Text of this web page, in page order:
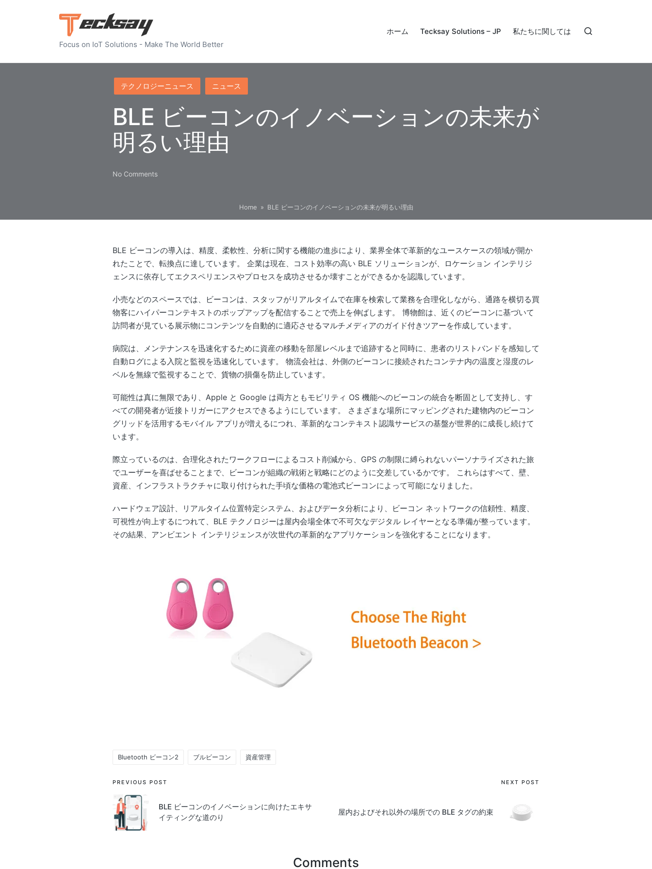
Focus on IoT Solutions - Make The World Better
ホーム Tecksay Solutions – JP 私たちに関しては
Posted
in
テクノロジーニュース ニュース
BLE ビーコンのイノベーションの未来が
明るい理由
No Comments
Home » BLE ビーコンのイノベーションの未来が明るい理由
BLE ビーコンの導入は、精度、柔軟性、分析に関する機能の進歩により、業界全体で革新的なユースケースの領域が開か
れたことで、転換点に達しています。 企業は現在、コスト効率の高い BLE ソリューションが、ロケーション インテリジ
ェンスに依存してエクスペリエンスやプロセスを成功させるか壊すことができるかを認識しています。
小売などのスペースでは、ビーコンは、スタッフがリアルタイムで在庫を検索して業務を合理化しながら、通路を横切る買
物客にハイパーコンテキストのポップアップを配信することで売上を伸ばします。 博物館は、近くのビーコンに基づいて
訪問者が見ている展示物にコンテンツを自動的に適応させるマルチメディアのガイド付きツアーを作成しています。
病院は、メンテナンスを迅速化するために資産の移動を部屋レベルまで追跡すると同時に、患者のリストバンドを感知して
自動ログによる入院と監視を迅速化しています。 物流会社は、外側のビーコンに接続されたコンテナ内の温度と湿度のレ
ベルを無線で監視することで、貨物の損傷を防止しています。
可能性は真に無限であり、Apple と Google は両方ともモビリティ OS 機能へのビーコンの統合を断固として支持し、す
べての開発者が近接トリガーにアクセスできるようにしています。 さまざまな場所にマッピングされた建物内のビーコン
グリッドを活用するモバイル アプリが増えるにつれ、革新的なコンテキスト認識サービスの基盤が世界的に成長し続けて
います。
際立っているのは、合理化されたワークフローによるコスト削減から、GPS の制限に縛られないパーソナライズされた旅
でユーザーを喜ばせることまで、ビーコンが組織の戦術と戦略にどのように交差しているかです。 これらはすべて、壁、
資産、インフラストラクチャに取り付けられた手頃な価格の電池式ビーコンによって可能になりました。
ハードウェア設計、リアルタイム位置特定システム、およびデータ分析により、ビーコン ネットワークの信頼性、精度、
可視性が向上するにつれて、BLE テクノロジーは屋内会場全体で不可欠なデジタル レイヤーとなる準備が整っています。
その結果、アンビエント インテリジェンスが次世代の革新的なアプリケーションを強化することになります。
Tags:
Bluetooth ビーコン2 ブルビーコン 資産管理
Post
navigation
PREVIOUS POST
BLE ビーコンのイノベーションに向けたエキサ
イティングな道のり
NEXT POST
屋内およびそれ以外の場所での BLE タグの約束
Comments